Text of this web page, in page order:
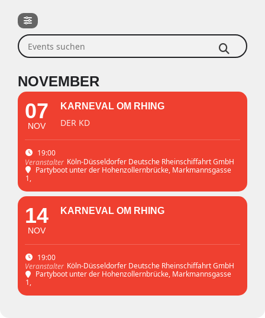
Events suchen
NOVEMBER
19:00
Veranstalter Köln-Düsseldorfer Deutsche Rheinschiffahrt GmbH
Partyboot unter der Hohenzollernbrücke, Markmannsgasse
1,
07
NOV
KARNEVAL OM RHING
DER KD
19:00
Veranstalter Köln-Düsseldorfer Deutsche Rheinschiffahrt GmbH
Partyboot unter der Hohenzollernbrücke, Markmannsgasse
1,
14
NOV
KARNEVAL OM RHING